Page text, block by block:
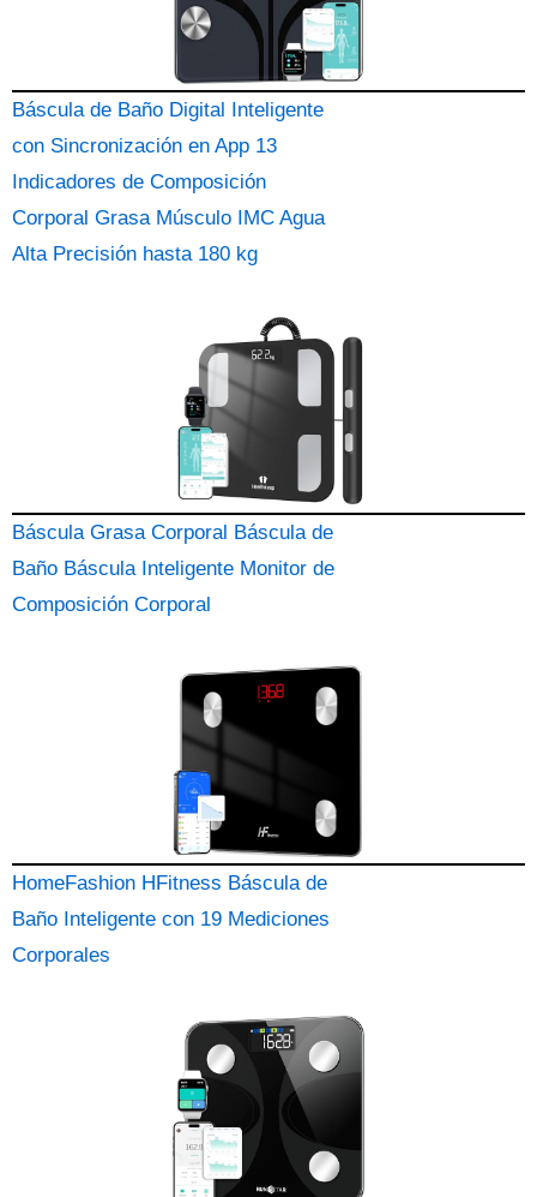
Báscula de Baño Digital Inteligente
con Sincronización en App 13
Indicadores de Composición
Corporal Grasa Músculo IMC Agua
Alta Precisión hasta 180 kg
Báscula Grasa Corporal Báscula de
Baño Báscula Inteligente Monitor de
Composición Corporal
HomeFashion HFitness Báscula de
Baño Inteligente con 19 Mediciones
Corporales